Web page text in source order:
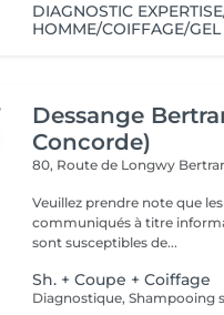
DIAGNOSTIC
HOMME/COIFFAGE/
Dessange
Concorde)
80, Route de Longwy
Veuillez prendre note que
communiqués à titre
sont susceptibles de...
Sh. + Coupe + Coiffage